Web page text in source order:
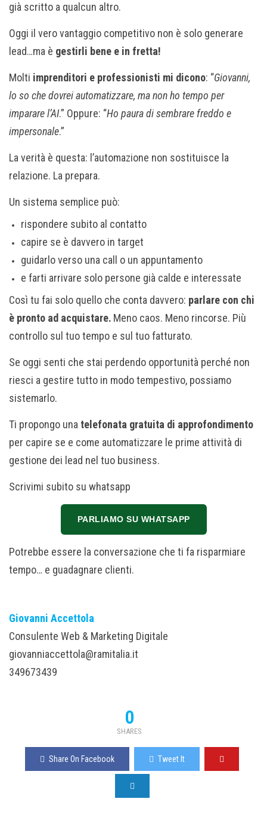
già scritto a qualcun altro.
Oggi il vero vantaggio competitivo non è solo generare
lead…ma è gestirli bene e in fretta!
Molti imprenditori e professionisti mi dicono: “Giovanni,
lo so che dovrei automatizzare, ma non ho tempo per
imparare l’AI.” Oppure: “Ho paura di sembrare freddo e
impersonale.”
La verità è questa: l’automazione non sostituisce la
relazione. La prepara.
Un sistema semplice può:
rispondere subito al contatto
capire se è davvero in target
guidarlo verso una call o un appuntamento
e farti arrivare solo persone già calde e interessate
Così tu fai solo quello che conta davvero: parlare con chi
è pronto ad acquistare. Meno caos. Meno rincorse. Più
controllo sul tuo tempo e sul tuo fatturato.
Se oggi senti che stai perdendo opportunità perché non
riesci a gestire tutto in modo tempestivo, possiamo
sistemarlo.
Ti propongo una telefonata gratuita di approfondimento
per capire se e come automatizzare le prime attività di
gestione dei lead nel tuo business.
Scrivimi subito su whatsapp
PARLIAMO SU WHATSAPP
Potrebbe essere la conversazione che ti fa risparmiare
tempo… e guadagnare clienti.
Giovanni Accettola
Consulente Web & Marketing Digitale
giovanniaccettola@ramitalia.it
349673439
0
SHARES
Share On Facebook Tweet It